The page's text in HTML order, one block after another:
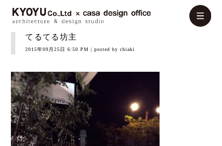
てるてる坊主
2015年09月25日 6:50 PM | posted by chiaki